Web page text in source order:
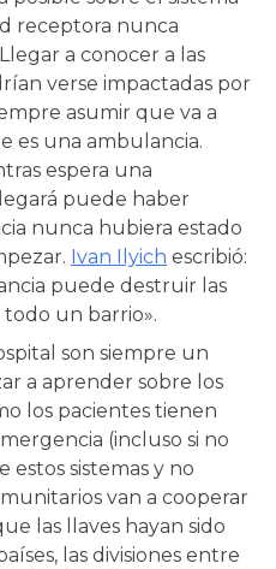
receptora nunca
a conocer a las
verse impactadas por
asumir que va a
es una ambulancia.
espera una
puede haber
nunca hubiera estado
Ivan Ilyich escribió:
puede destruir las
un barrio».
son siempre un
a aprender sobre los
los pacientes tienen
(incluso si no
estos sistemas y no
van a cooperar
las llaves hayan sido
las divisiones entre